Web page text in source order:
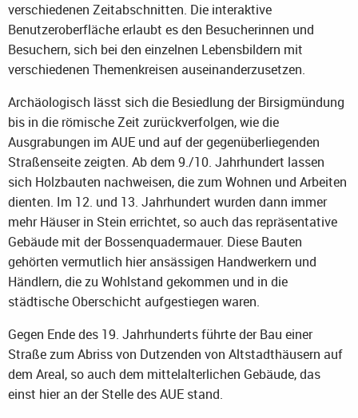
verschiedenen Zeitabschnitten. Die interaktive
Benutzeroberfläche erlaubt es den Besucherinnen und
Besuchern, sich bei den einzelnen Lebensbildern mit
verschiedenen Themenkreisen auseinanderzusetzen.
Archäologisch lässt sich die Besiedlung der Birsigmündung
bis in die römische Zeit zurückverfolgen, wie die
Ausgrabungen im AUE und auf der gegenüberliegenden
Straßenseite zeigten. Ab dem 9./10. Jahrhundert lassen
sich Holzbauten nachweisen, die zum Wohnen und Arbeiten
dienten. Im 12. und 13. Jahrhundert wurden dann immer
mehr Häuser in Stein errichtet, so auch das repräsentative
Gebäude mit der Bossenquadermauer. Diese Bauten
gehörten vermutlich hier ansässigen Handwerkern und
Händlern, die zu Wohlstand gekommen und in die
städtische Oberschicht aufgestiegen waren.
Gegen Ende des 19. Jahrhunderts führte der Bau einer
Straße zum Abriss von Dutzenden von Altstadthäusern auf
dem Areal, so auch dem mittelalterlichen Gebäude, das
einst hier an der Stelle des AUE stand.